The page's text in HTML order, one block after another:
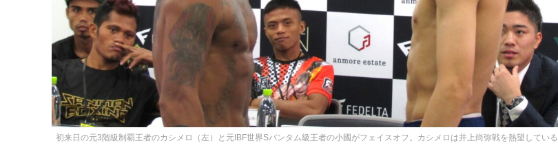
初来日の元3階級制覇王者のカシメロ（左）と元IBF世界Sバンタム級王者の小國がフェイスオフ。カシメロは井上尚弥戦を熱望している